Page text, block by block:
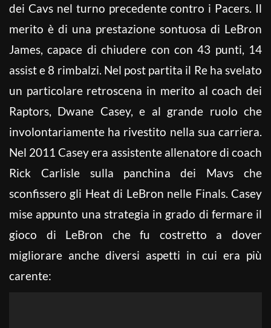
dei Cavs nel turno precedente contro i Pacers. Il
merito è di una prestazione sontuosa di LeBron
James, capace di chiudere con con 43 punti, 14
assist e 8 rimbalzi. Nel post partita il Re ha svelato
un particolare retroscena in merito al coach dei
Raptors, Dwane Casey, e al grande ruolo che
involontariamente ha rivestito nella sua carriera.
Nel 2011 Casey era assistente allenatore di coach
Rick Carlisle sulla panchina dei Mavs che
sconfissero gli Heat di LeBron nelle Finals. Casey
mise appunto una strategia in grado di fermare il
gioco di LeBron che fu costretto a dover
migliorare anche diversi aspetti in cui era più
carente: